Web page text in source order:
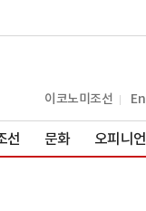
이코노미조선
선 문화 오피니언